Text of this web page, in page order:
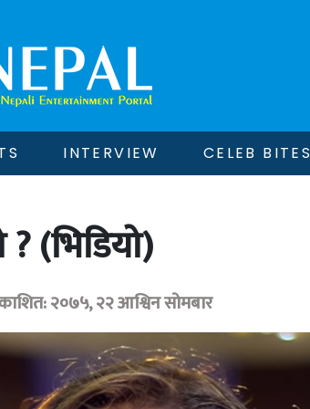
INTERVIEW CELEB BITES
(भिडियो)
२०७५, २२ आश्विन सोमबार